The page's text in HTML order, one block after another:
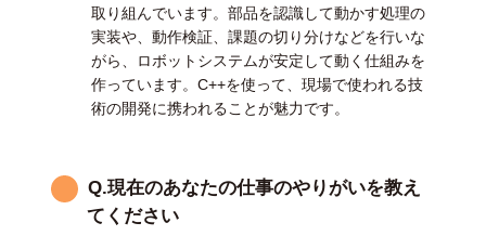
取り組んでいます。部品を認識して動かす処理の
実装や、動作検証、課題の切り分けなどを行いな
がら、ロボットシステムが安定して動く仕組みを
作っています。C++を使って、現場で使われる技
術の開発に携われることが魅力です。
Q.現在のあなたの仕事のやりがいを教え
てください